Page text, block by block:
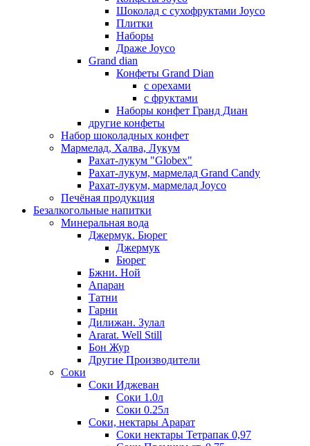
Шоколад с сухофруктами Joyco
Плитки
Наборы
Драже Joyco
Grand dian
Конфеты Grand Dian
с орехами
с фруктами
Наборы конфет Гранд Диан
другие конфеты
Набор шоколадных конфет
Мармелад, Халва, Лукум
Рахат-лукум "Globex"
Рахат-лукум, мармелад Grand Candy
Рахат-лукум, мармелад Joyco
Печёная продукция
Безалкогольные напитки
Минеральная вода
Джермук. Бюрег
Джермук
Бюрег
Бжни. Ной
Апаран
Татни
Гарни
Дилижан. Зулал
Ararat. Well Still
Бон Жур
Другие Производители
Соки
Соки Иджеван
Соки 1.0л
Соки 0.25л
Соки, нектары Арарат
Соки нектары Тетрапак 0,97